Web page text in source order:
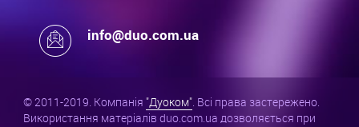
info@duo.com.ua
© 2011-2019. Компанія "Дуоком". Всі права застережено.
Використання матеріалів duo.com.ua дозволяється при